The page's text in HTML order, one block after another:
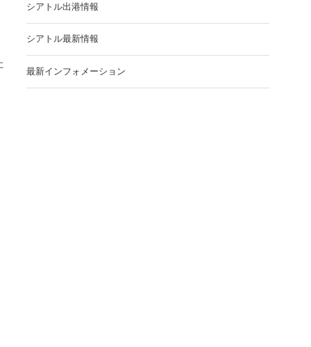
シアトル出港情報
シアトル最新情報
最新インフォメーション